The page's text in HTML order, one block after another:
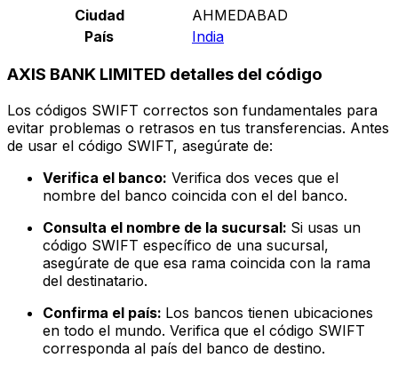
Ciudad
AHMEDABAD
País
India
AXIS BANK LIMITED detalles del código
Los códigos SWIFT correctos son fundamentales para
evitar problemas o retrasos en tus transferencias. Antes
de usar el código SWIFT, asegúrate de:
Verifica el banco: Verifica dos veces que el
nombre del banco coincida con el del banco.
Consulta el nombre de la sucursal: Si usas un
código SWIFT específico de una sucursal,
asegúrate de que esa rama coincida con la rama
del destinatario.
Confirma el país: Los bancos tienen ubicaciones
en todo el mundo. Verifica que el código SWIFT
corresponda al país del banco de destino.